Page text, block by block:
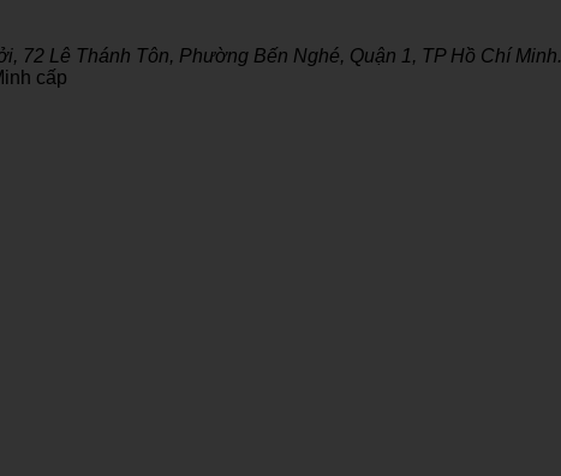
is
72 Lê Thánh Tôn, Phường Bến Nghé, Quận 1, TP Hồ Chí Minh.
cấp